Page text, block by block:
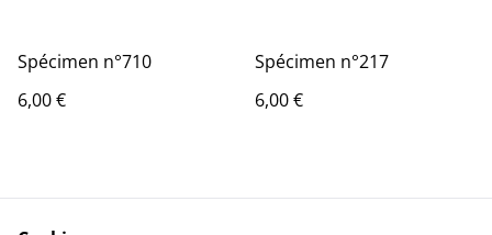
Spécimen n°710
6,00 €
Spécimen n°217
6,00 €